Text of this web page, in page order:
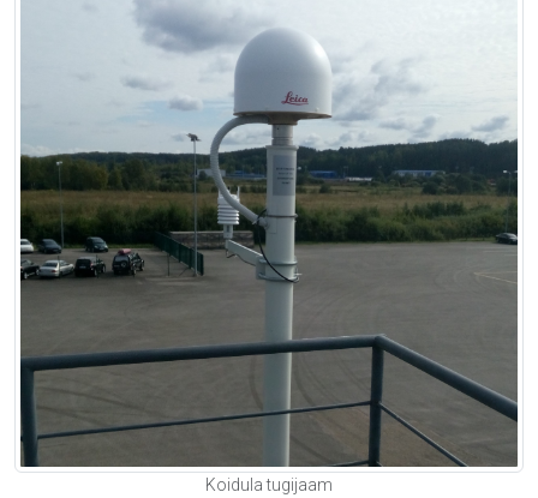
Koidula tugijaam